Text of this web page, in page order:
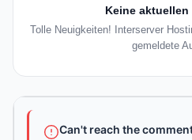
Keine
Tolle Neuigkeiten! Interserver
gemeldete
Can't reach the